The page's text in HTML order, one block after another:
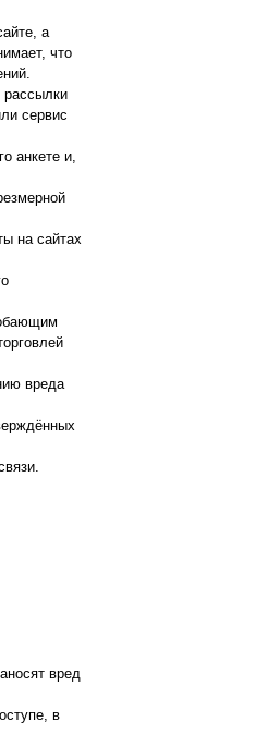
а
что
рассылки
сервис
анкете и,
на сайтах
вреда
вред
в